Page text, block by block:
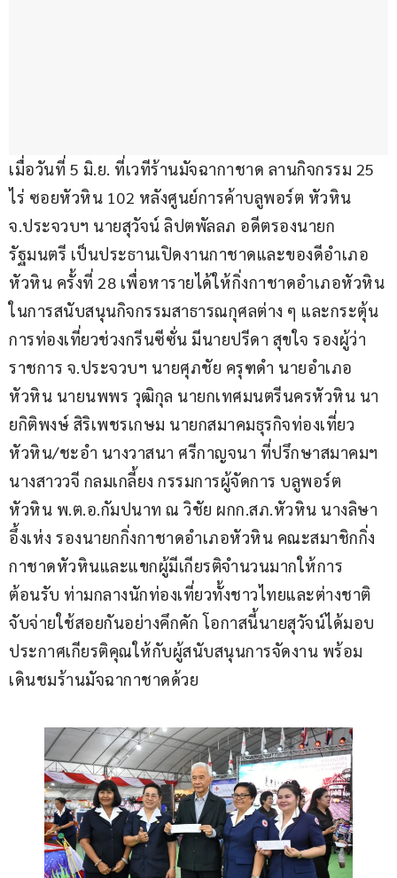
เมื่อวันที่ 5 มิ.ย. ที่เวทีร้านมัจฉากาชาด ลานกิจกรรม 25
ไร่ ซอยหัวหิน 102 หลังศูนย์การค้าบลูพอร์ต หัวหิน
จ.ประจวบฯ นายสุวัจน์ ลิปตพัลลภ อดีตรองนายก
รัฐมนตรี เป็นประธานเปิดงานกาชาดและของดีอำเภอ
หัวหิน ครั้งที่ 28 เพื่อหารายได้ให้กิ่งกาชาดอำเภอหัวหิน
ในการสนับสนุนกิจกรรมสาธารณกุศลต่าง ๆ และกระตุ้น
การท่องเที่ยวช่วงกรีนซีซั่น มีนายปรีดา สุขใจ รองผู้ว่า
ราชการ จ.ประจวบฯ นายศุภชัย ครุฑดำ นายอำเภอ
หัวหิน นายนพพร วุฒิกุล นายกเทศมนตรีนครหัวหิน นา
ยกิติพงษ์ สิริเพชรเกษม นายกสมาคมธุรกิจท่องเที่ยว
หัวหิน/ชะอำ นางวาสนา ศรีกาญจนา ที่ปรึกษาสมาคมฯ
นางสาววจี กลมเกลี้ยง กรรมการผู้จัดการ บลูพอร์ต
หัวหิน พ.ต.อ.กัมปนาท ณ วิชัย ผกก.สภ.หัวหิน นางลิษา
อึ้งเห่ง รองนายกกิ่งกาชาดอำเภอหัวหิน คณะสมาชิกกิ่ง
กาชาดหัวหินและแขกผู้มีเกียรติจำนวนมากให้การ
ต้อนรับ ท่ามกลางนักท่องเที่ยวทั้งชาวไทยและต่างชาติ
จับจ่ายใช้สอยกันอย่างคึกคัก โอกาสนี้นายสุวัจน์ได้มอบ
ประกาศเกียรติคุณให้กับผู้สนับสนุนการจัดงาน พร้อม
เดินชมร้านมัจฉากาชาดด้วย